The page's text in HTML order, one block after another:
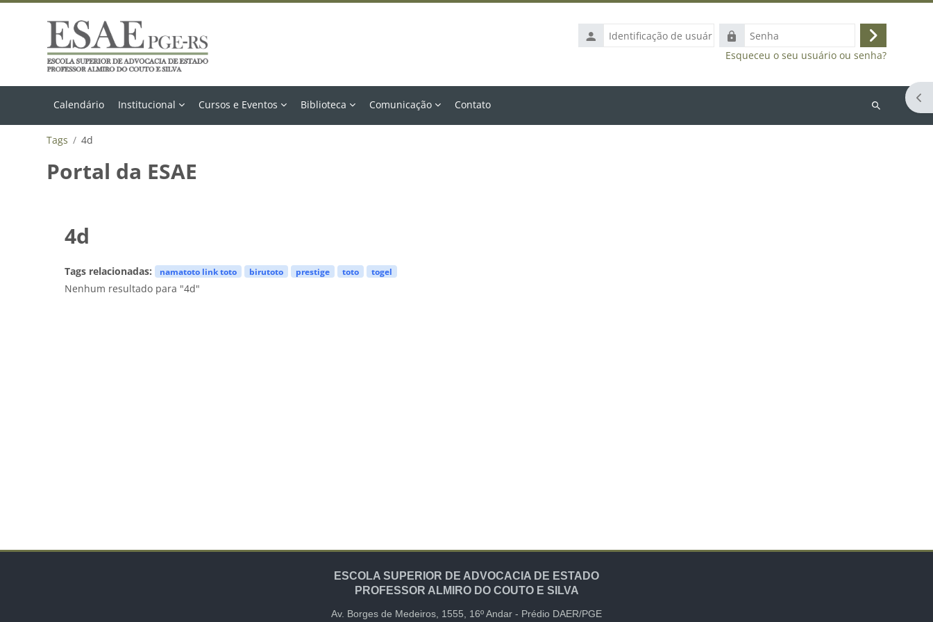
Identificação
de
Senha
Acessar
Esqueceu o seu usuário ou senha?
Calendário Institucional Cursos e Eventos Biblioteca Comunicação Contato
Buscar
Tags 4d
Portal da ESAE
4d
Tags relacionadas: namatoto link toto birutoto prestige toto togel
Nenhum resultado para "4d"
ESCOLA SUPERIOR DE ADVOCACIA DE ESTADO
PROFESSOR ALMIRO DO COUTO E SILVA
Av. Borges de Medeiros, 1555, 16º Andar - Prédio DAER/PGE